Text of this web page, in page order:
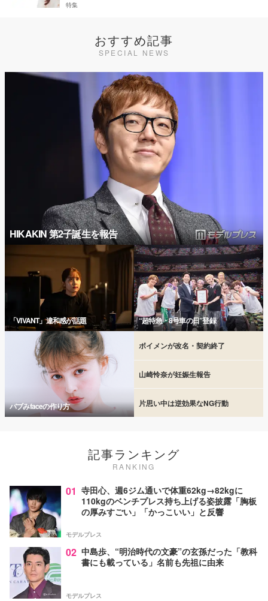
特集
おすすめ記事
SPECIAL NEWS
HIKAKIN 第2子誕生を報告
「VIVANT」違和感が話題 “超特急・8号車の日”登録
バブみfaceの作り方
ボイメンが改名・契約終了
山崎怜奈が妊娠生報告
片思い中は逆効果なNG行動
記事ランキング
RANKING
01 寺田心、週6ジム通いで体重62kg→82kgに
110kgのベンチプレス持ち上げる姿披露「胸板
の厚みすごい」「かっこいい」と反響
モデルプレス
02 中島歩、“明治時代の文豪”の玄孫だった「教科
書にも載っている」名前も先祖に由来
モデルプレス